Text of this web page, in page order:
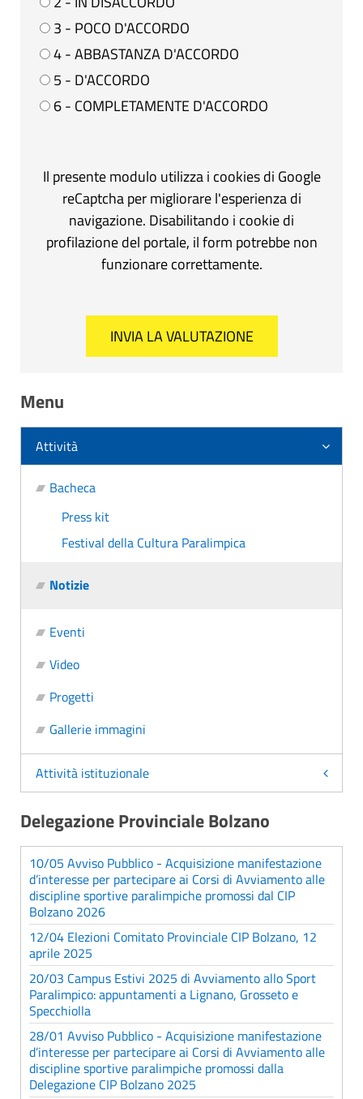
3 - POCO D'ACCORDO
4 - ABBASTANZA D'ACCORDO
5 - D'ACCORDO
6 - COMPLETAMENTE D'ACCORDO
Il presente modulo utilizza i cookies di Google
reCaptcha per migliorare l'esperienza di
navigazione. Disabilitando i cookie di
profilazione del portale, il form potrebbe non
funzionare correttamente.
Menu
Attività
Bacheca
Press kit
Festival della Cultura Paralimpica
Notizie
Eventi
Video
Progetti
Gallerie immagini
Attività istituzionale
Delegazione Provinciale Bolzano
10/05 Avviso Pubblico - Acquisizione manifestazione
d’interesse per partecipare ai Corsi di Avviamento alle
discipline sportive paralimpiche promossi dal CIP
Bolzano 2026
12/04 Elezioni Comitato Provinciale CIP Bolzano, 12
aprile 2025
20/03 Campus Estivi 2025 di Avviamento allo Sport
Paralimpico: appuntamenti a Lignano, Grosseto e
Specchiolla
28/01 Avviso Pubblico - Acquisizione manifestazione
d’interesse per partecipare ai Corsi di Avviamento alle
discipline sportive paralimpiche promossi dalla
Delegazione CIP Bolzano 2025